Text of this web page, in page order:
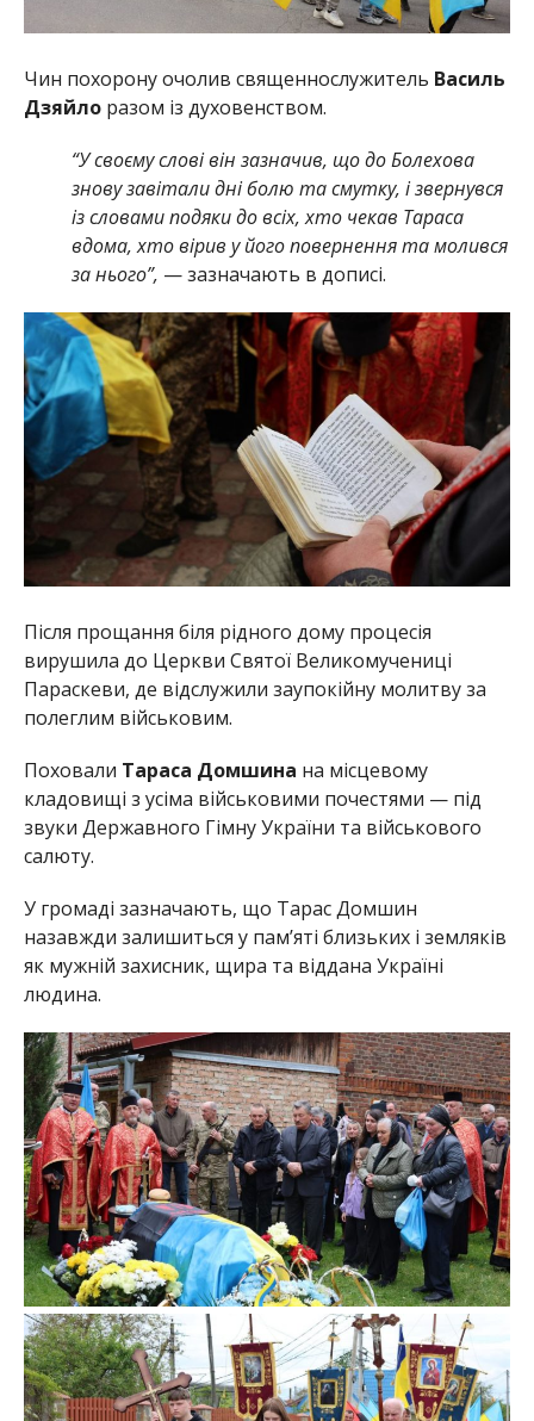
Чин похорону очолив священнослужитель Василь
Дзяйлоразом із духовенством.
“У своєму слові він зазначив, що до Болехова
знову завітали дні болю та смутку, і звернувся
із словами подяки до всіх, хто чекав Тараса
вдома, хто вірив у його повернення та молився
за нього”, — зазначають в дописі.
Після прощання біля рідного дому процесія
вирушила до Церкви Святої Великомучениці
Параскеви, де відслужили заупокійну молитву за
полеглим військовим.
Поховали Тараса Домшина на місцевому
кладовищі з усіма військовими почестями — під
звуки Державного Гімну України та військового
салюту.
У громаді зазначають, що Тарас Домшин
назавжди залишиться у пам’яті близьких і земляків
як мужній захисник, щира та віддана Україні
людина.